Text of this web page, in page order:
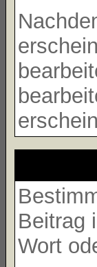
Beitrag
Wort